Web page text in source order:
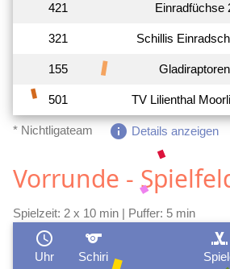
421 Einradfüchse
321 Schillis
155 Gladiraptoren
501 TV Lilienthal
* Nichtligateam info Details anzeigen
Vorrunde -
Spielzeit: 2 x 10 min | Puffer: 5 min
schedule
Uhr
sports
Schiri
sports_hockey